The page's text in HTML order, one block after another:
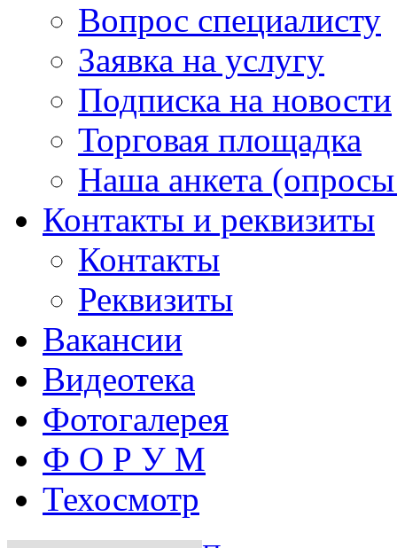
Вопрос специалисту
Заявка на услугу
Подписка на новости
Торговая площадка
Наша анкета (опросы
Контакты и реквизиты
Контакты
Реквизиты
Вакансии
Видеотека
Фотогалерея
Ф О Р У М
Техосмотр